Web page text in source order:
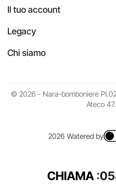
Il tuo account
Legacy
Chi siamo
© 2026 - Nara-bomboniere
Ateco
2026 Watered by
CHIAMA :